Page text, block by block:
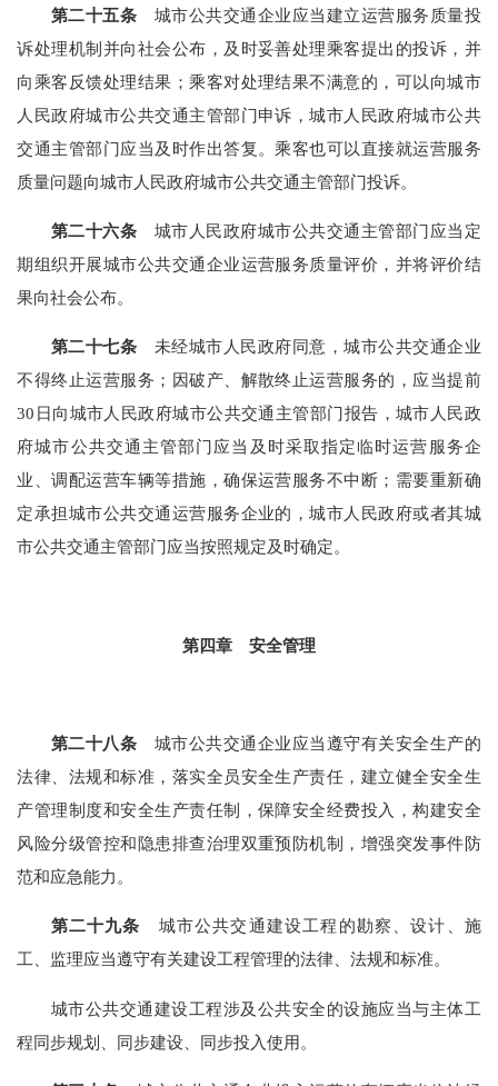
第二十五条 城市公共交通企业应当建立运营服务质量投
诉处理机制并向社会公布，及时妥善处理乘客提出的投诉，并
向乘客反馈处理结果；乘客对处理结果不满意的，可以向城市
人民政府城市公共交通主管部门申诉，城市人民政府城市公共
交通主管部门应当及时作出答复。乘客也可以直接就运营服务
质量问题向城市人民政府城市公共交通主管部门投诉。
第二十六条 城市人民政府城市公共交通主管部门应当定
期组织开展城市公共交通企业运营服务质量评价，并将评价结
果向社会公布。
第二十七条 未经城市人民政府同意，城市公共交通企业
不得终止运营服务；因破产、解散终止运营服务的，应当提前
30日向城市人民政府城市公共交通主管部门报告，城市人民政
府城市公共交通主管部门应当及时采取指定临时运营服务企
业、调配运营车辆等措施，确保运营服务不中断；需要重新确
定承担城市公共交通运营服务企业的，城市人民政府或者其城
市公共交通主管部门应当按照规定及时确定。
第四章 安全管理
第二十八条 城市公共交通企业应当遵守有关安全生产的
法律、法规和标准，落实全员安全生产责任，建立健全安全生
产管理制度和安全生产责任制，保障安全经费投入，构建安全
风险分级管控和隐患排查治理双重预防机制，增强突发事件防
范和应急能力。
第二十九条 城市公共交通建设工程的勘察、设计、施
工、监理应当遵守有关建设工程管理的法律、法规和标准。
城市公共交通建设工程涉及公共安全的设施应当与主体工
程同步规划、同步建设、同步投入使用。